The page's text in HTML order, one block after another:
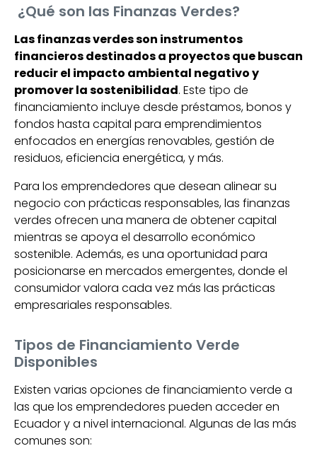
¿Qué son las Finanzas Verdes?
Las finanzas verdes son instrumentos
financieros destinados a proyectos que buscan
reducir el impacto ambiental negativo y
promover la sostenibilidad. Este tipo de
financiamiento incluye desde préstamos, bonos y
fondos hasta capital para emprendimientos
enfocados en energías renovables, gestión de
residuos, eficiencia energética, y más.
Para los emprendedores que desean alinear su
negocio con prácticas responsables, las finanzas
verdes ofrecen una manera de obtener capital
mientras se apoya el desarrollo económico
sostenible. Además, es una oportunidad para
posicionarse en mercados emergentes, donde el
consumidor valora cada vez más las prácticas
empresariales responsables.
Tipos de Financiamiento Verde
Disponibles
Existen varias opciones de financiamiento verde a
las que los emprendedores pueden acceder en
Ecuador y a nivel internacional. Algunas de las más
comunes son: